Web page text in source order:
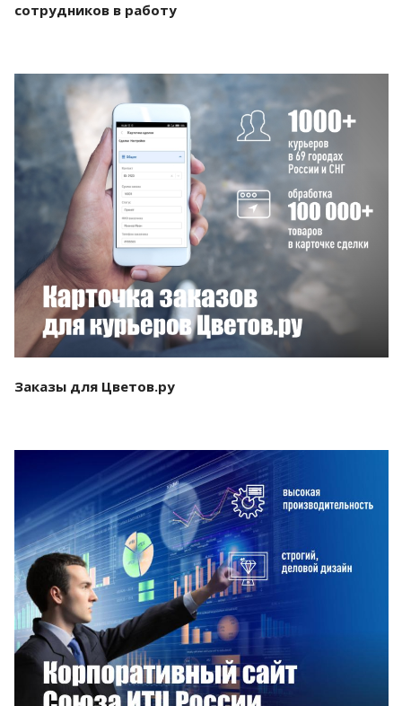
сотрудников в работу
Смотреть проект
Заказы для Цветов.ру
Смотреть проект